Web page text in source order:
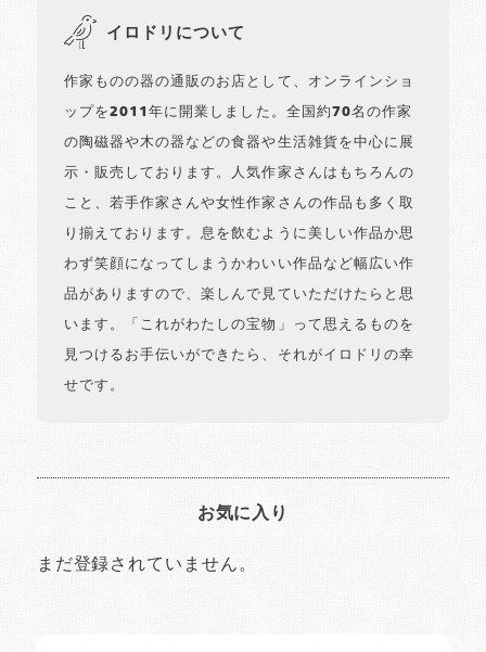
イロドリについて
作家ものの器の通販のお店として、オンラインショ
ップを2011年に開業しました。全国約70名の作家
の陶磁器や木の器などの食器や生活雑貨を中心に展
示・販売しております。人気作家さんはもちろんの
こと、若手作家さんや女性作家さんの作品も多く取
り揃えております。息を飲むように美しい作品か思
わず笑顔になってしまうかわいい作品など幅広い作
品がありますので、楽しんで見ていただけたらと思
います。「これがわたしの宝物」って思えるものを
見つけるお手伝いができたら、それがイロドリの幸
せです。
お気に入り
まだ登録されていません。